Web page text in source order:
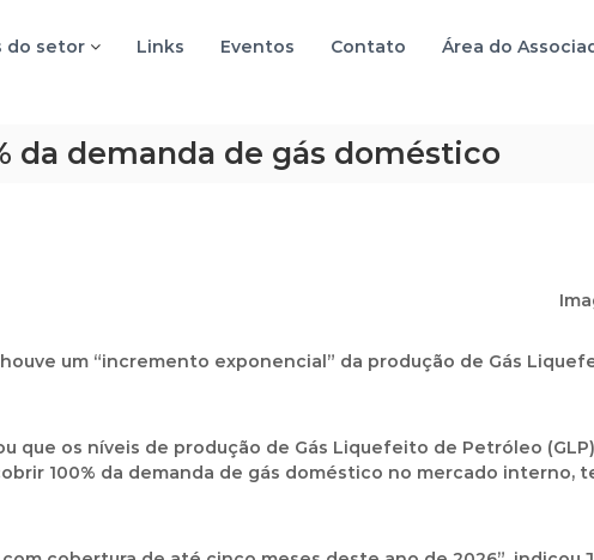
do setor Links Eventos Contato Área do
da demanda de gás doméstico
um “incremento exponencial” da produção de Gás
que os níveis de produção de Gás Liquefeito de Petróleo
100% da demanda de gás doméstico no mercado interno,